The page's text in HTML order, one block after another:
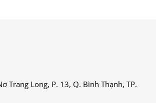
Trang Long, P. 13, Q. Bình Thạnh, TP.